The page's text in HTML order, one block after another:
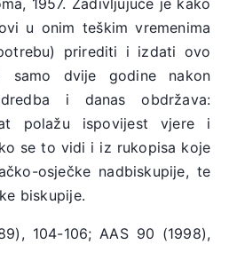
u onim teškim vremenima
prirediti i izdati ovo
dvije godine nakon
i danas obdržava:
polažu ispovijest vjere i
se to vidi i iz rukopisa koje
osječke nadbiskupije, te
biskupije.
104-106; AAS 90 (1998),